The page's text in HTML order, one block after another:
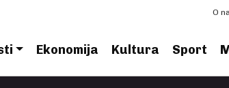
O
Ekonomija Kultura Sport